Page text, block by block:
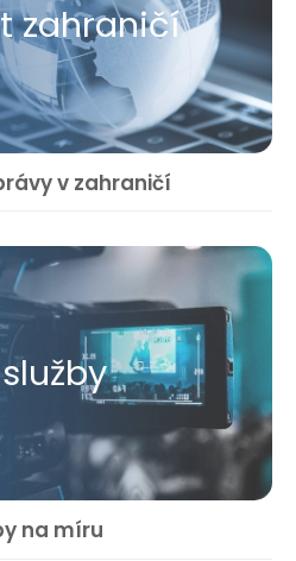
zahraničí
v zahraničí
na míru